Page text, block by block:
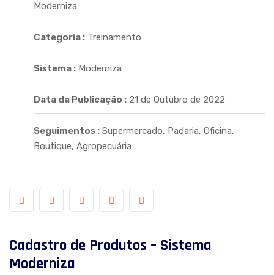
Moderniza
Categoria : Treinamento
Sistema : Moderniza
Data da Publicação : 21 de Outubro de 2022
Seguimentos : Supermercado, Padaria, Oficina,
Boutique, Agropecuária
Cadastro de Produtos – Sistema
Moderniza